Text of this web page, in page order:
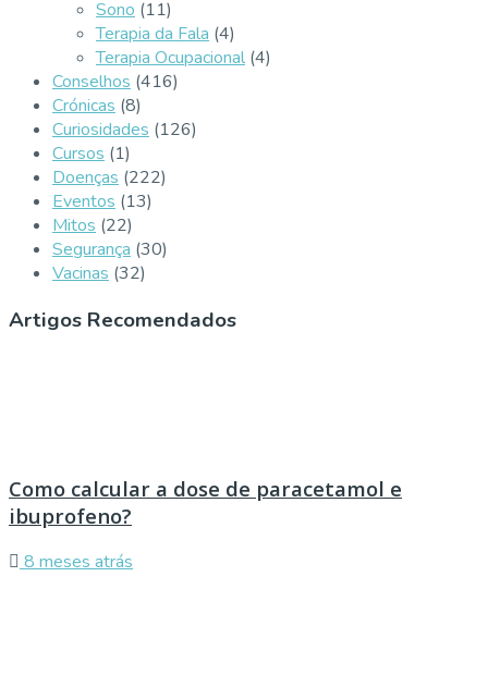
Sono (11)
Terapia da Fala (4)
Terapia Ocupacional (4)
Conselhos (416)
Crónicas (8)
Curiosidades (126)
Cursos (1)
Doenças (222)
Eventos (13)
Mitos (22)
Segurança (30)
Vacinas (32)
Artigos Recomendados
Como calcular a dose de paracetamol e
ibuprofeno?
8 meses atrás